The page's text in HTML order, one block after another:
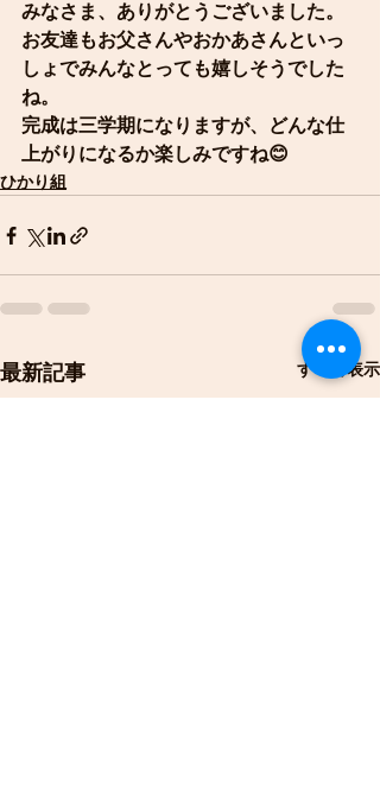
みなさま、ありがとうございました。
お友達もお父さんやおかあさんといっ
しょでみんなとっても嬉しそうでした
ね。
完成は三学期になりますが、どんな仕
上がりになるか楽しみですね😊
ひかり組
最新記事 すべて表示